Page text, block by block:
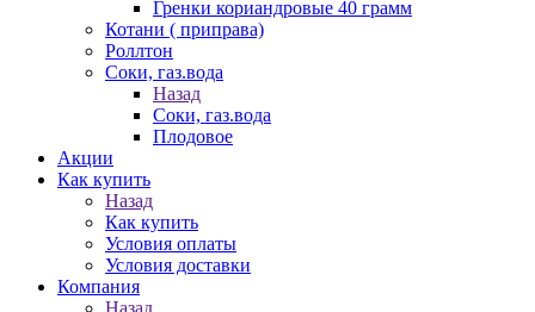
Гренки кориандровые 40 грамм
Котани ( приправа)
Роллтон
Соки, газ.вода
Назад
Соки, газ.вода
Плодовое
Акции
Как купить
Назад
Как купить
Условия оплаты
Условия доставки
Компания
Назад